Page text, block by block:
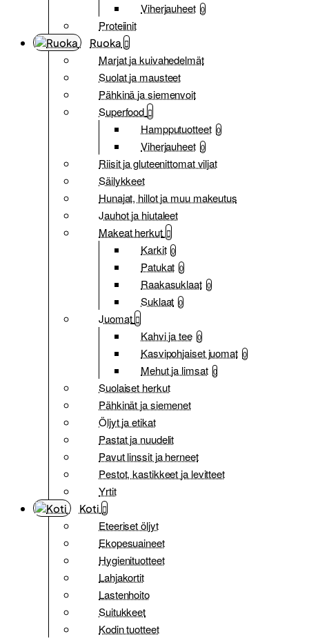
Viherjauheet 0
Proteiinit
Ruoka
Marjat ja kuivahedelmät
Suolat ja mausteet
Pähkinä ja siemenvoit
Superfood
Hampputuotteet 0
Viherjauheet 0
Riisit ja gluteenittomat viljat
Säilykkeet
Hunajat, hillot ja muu makeutus
Jauhot ja hiutaleet
Makeat herkut
Karkit 0
Patukat 0
Raakasuklaat 0
Suklaat 0
Juomat
Kahvi ja tee 0
Kasvipohjaiset juomat 0
Mehut ja limsat 0
Suolaiset herkut
Pähkinät ja siemenet
Öljyt ja etikat
Pastat ja nuudelit
Pavut linssit ja herneet
Pestot, kastikkeet ja levitteet
Yrtit
Koti
Eteeriset öljyt
Ekopesuaineet
Hygienituotteet
Lahjakortit
Lastenhoito
Suitukkeet
Kodin tuotteet